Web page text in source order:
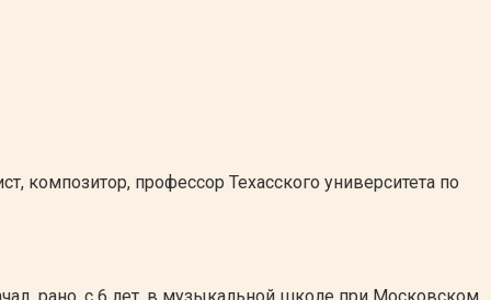
композитор, профессор Техасского университета по